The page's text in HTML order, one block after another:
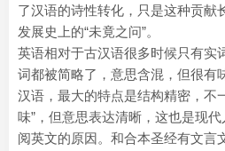
了汉语的诗性转化，只是这种贡献
发展史上的“未竟之问”。
英语相对于古汉语很多时候只有实
词都被简略了，意思含混，但很有
汉语，最大的特点是结构精密，不
味”，但意思表达清晰，这也是现
阅英文的原因。和合本圣经有文言